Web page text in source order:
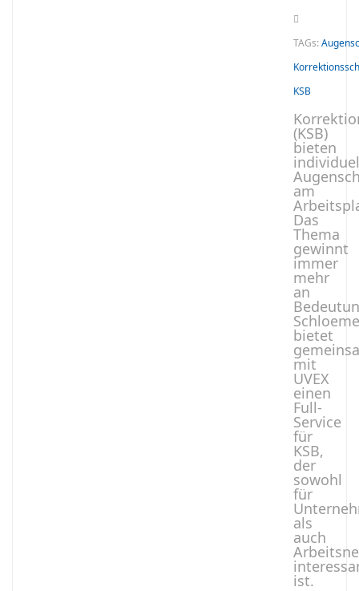
TAGs:
KSB
(KSB)
bieten
am
Das
Thema
gewinnt
immer
mehr
an
bietet
mit
UVEX
einen
Full-
Service
für
KSB,
der
sowohl
für
als
auch
ist.